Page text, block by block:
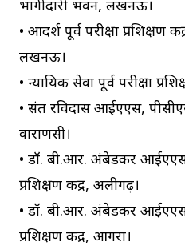
भागीदारी भवन, लखनऊ।
• आदर्श पूर्व परीक्षा प्रशिक्षण
लखनऊ।
• न्यायिक सेवा पूर्व परीक्षा
• संत रविदास आईएएस, पीसीएस
वाराणसी।
• डॉ. बी.आर. अंबेडकर आईएएस,
प्रशिक्षण केंद्र, अलीगढ़।
• डॉ. बी.आर. अंबेडकर आईएएस,
प्रशिक्षण केंद्र, आगरा।